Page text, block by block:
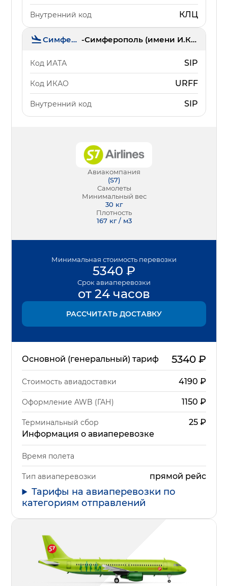
Внутренний код КЛЦ
Симферополь - Симферополь (имени И.К. Айвазовского)
Код ИАТА SIP
Код ИКАО URFF
Внутренний код SIP
Авиакомпания
(S7)
Самолеты
Минимальный вес
30 кг
Плотность
167 кг / м3
Минимальная стоимость перевозки
5340 ₽
Срокавиаперевозки
от 24 часов
РАССЧИТАТЬ ДОСТАВКУ
Основной (генеральный) тариф 5340₽
Стоимость авиадоставки 4190 ₽
Оформление AWB (ГАН) 1150 ₽
Терминальный сбор 25₽
Информация о авиаперевозке
Время полета
Тип авиаперевозки прямой рейс
Тарифы на авиаперевозки по
категориям отправлений